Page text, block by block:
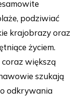
podziwiać
krajobrazy oraz
życiem.
większą
szukają
odkrywania